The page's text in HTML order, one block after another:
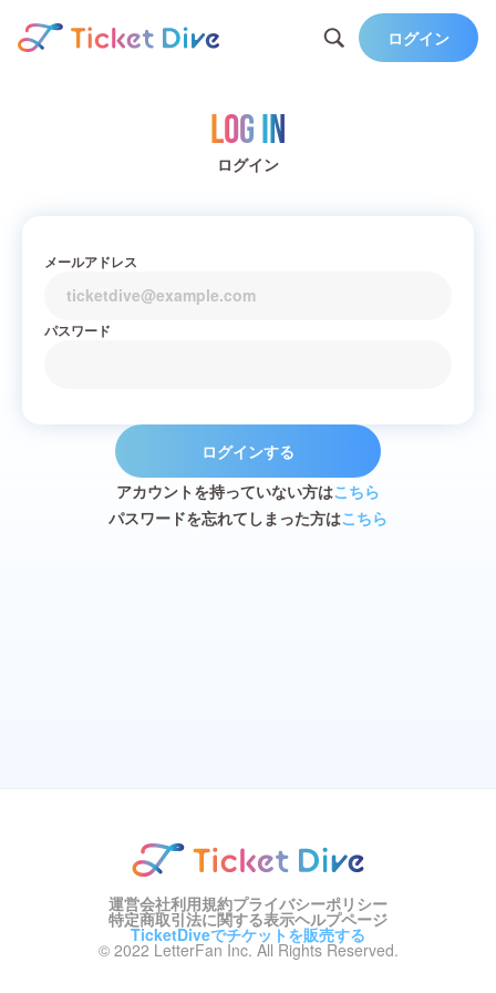
ログイン
Log in
ログイン
メールアドレス
パスワード
ログインする
アカウントを持っていない方はこちら
パスワードを忘れてしまった方はこちら
運営会社利用規約プライバシーポリシー
特定商取引法に関する表示ヘルプページ
TicketDiveでチケットを販売する
© 2022 LetterFan Inc. All Rights Reserved.